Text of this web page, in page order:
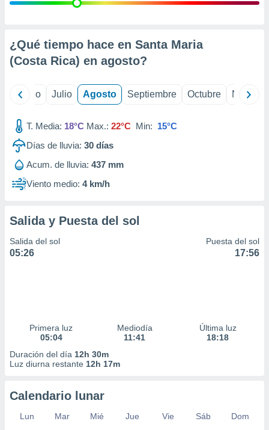
e
mediante
publicidad
de
1199
¿Qué tiempo hace en Santa Maria
(Costa Rica) en agosto?
Junio Julio Agosto Septiembre Octubre
T. Media: 18°C Max.: 22°C Min: 15°C
Días de lluvia: 30 días
Acum. de lluvia: 437 mm
Viento medio: 4 km/h
Salida y Puesta del sol
Salida del sol
05:26
Puesta del sol
17:56
Primera luz
05:04
Mediodía
11:41
Última luz
18:18
Duración del día 12h 30m
Luz diurna restante 12h 17m
Calendario lunar
Lun Mar Mié Jue Vie Sáb
Dom